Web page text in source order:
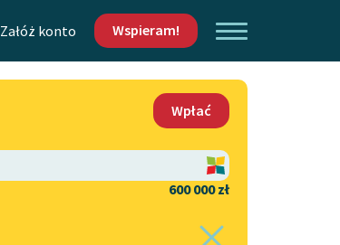
Załóż konto Wspieram!
Kontakt
O projekcie
Wpłać
600 000 zł